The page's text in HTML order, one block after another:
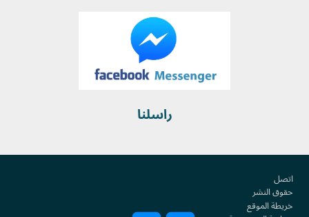
راسلنا
اتصل
حقوق النشر
خريطة الموقع